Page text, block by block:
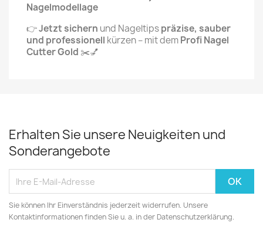
Nagelmodellage
👉Jetzt sichern und Nageltipspräzise, sauber
und professionell kürzen – mit demProfi Nagel
Cutter Gold ✂️💅
Erhalten Sie unsere Neuigkeiten und
Sonderangebote
Sie können Ihr Einverständnis jederzeit widerrufen. Unsere
Kontaktinformationen finden Sie u. a. in der Datenschutzerklärung.